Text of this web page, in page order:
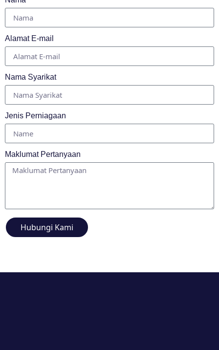
Alamat E-mail
Nama Syarikat
Jenis Perniagaan
Maklumat Pertanyaan
Hubungi Kami